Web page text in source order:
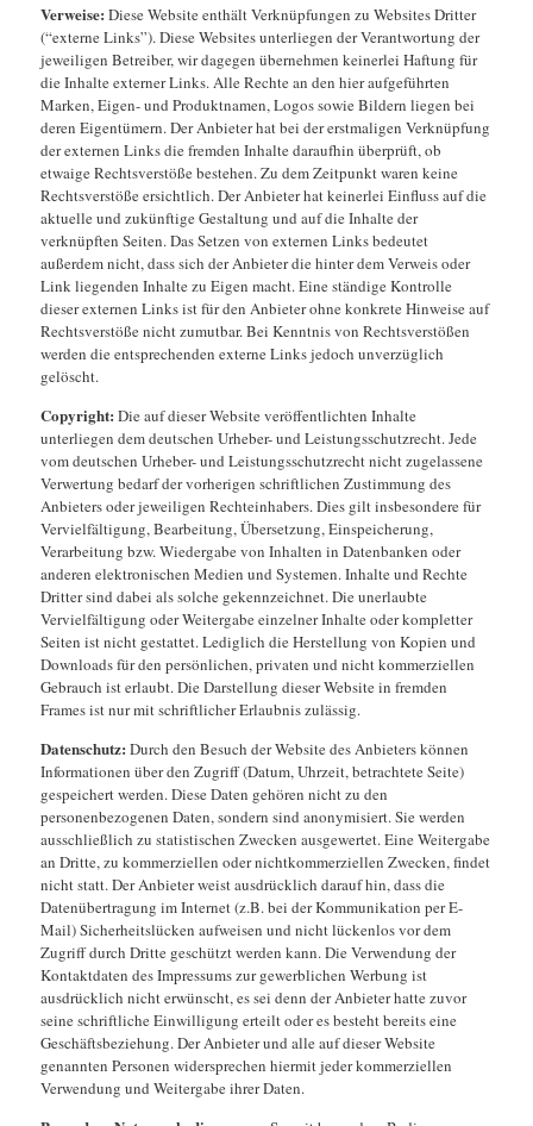
Verweise: Diese Website enthält Verknüpfungen zu Websites Dritter
(“externe Links”). Diese Websites unterliegen der Verantwortung der
jeweiligen Betreiber, wir dagegen übernehmen keinerlei Haftung für
die Inhalte externer Links. Alle Rechte an den hier aufgeführten
Marken, Eigen- und Produktnamen, Logos sowie Bildern liegen bei
deren Eigentümern. Der Anbieter hat bei der erstmaligen Verknüpfung
der externen Links die fremden Inhalte daraufhin überprüft, ob
etwaige Rechtsverstöße bestehen. Zu dem Zeitpunkt waren keine
Rechtsverstöße ersichtlich. Der Anbieter hat keinerlei Einfluss auf die
aktuelle und zukünftige Gestaltung und auf die Inhalte der
verknüpften Seiten. Das Setzen von externen Links bedeutet
außerdem nicht, dass sich der Anbieter die hinter dem Verweis oder
Link liegenden Inhalte zu Eigen macht. Eine ständige Kontrolle
dieser externen Links ist für den Anbieter ohne konkrete Hinweise auf
Rechtsverstöße nicht zumutbar. Bei Kenntnis von Rechtsverstößen
werden die entsprechenden externe Links jedoch unverzüglich
gelöscht.
Copyright: Die auf dieser Website veröffentlichten Inhalte
unterliegen dem deutschen Urheber- und Leistungsschutzrecht. Jede
vom deutschen Urheber- und Leistungsschutzrecht nicht zugelassene
Verwertung bedarf der vorherigen schriftlichen Zustimmung des
Anbieters oder jeweiligen Rechteinhabers. Dies gilt insbesondere für
Vervielfältigung, Bearbeitung, Übersetzung, Einspeicherung,
Verarbeitung bzw. Wiedergabe von Inhalten in Datenbanken oder
anderen elektronischen Medien und Systemen. Inhalte und Rechte
Dritter sind dabei als solche gekennzeichnet. Die unerlaubte
Vervielfältigung oder Weitergabe einzelner Inhalte oder kompletter
Seiten ist nicht gestattet. Lediglich die Herstellung von Kopien und
Downloads für den persönlichen, privaten und nicht kommerziellen
Gebrauch ist erlaubt. Die Darstellung dieser Website in fremden
Frames ist nur mit schriftlicher Erlaubnis zulässig.
Datenschutz: Durch den Besuch der Website des Anbieters können
Informationen über den Zugriff (Datum, Uhrzeit, betrachtete Seite)
gespeichert werden. Diese Daten gehören nicht zu den
personenbezogenen Daten, sondern sind anonymisiert. Sie werden
ausschließlich zu statistischen Zwecken ausgewertet. Eine Weitergabe
an Dritte, zu kommerziellen oder nichtkommerziellen Zwecken, findet
nicht statt. Der Anbieter weist ausdrücklich darauf hin, dass die
Datenübertragung im Internet (z.B. bei der Kommunikation per E-
Mail) Sicherheitslücken aufweisen und nicht lückenlos vor dem
Zugriff durch Dritte geschützt werden kann. Die Verwendung der
Kontaktdaten des Impressums zur gewerblichen Werbung ist
ausdrücklich nicht erwünscht, es sei denn der Anbieter hatte zuvor
seine schriftliche Einwilligung erteilt oder es besteht bereits eine
Geschäftsbeziehung. Der Anbieter und alle auf dieser Website
genannten Personen widersprechen hiermit jeder kommerziellen
Verwendung und Weitergabe ihrer Daten.